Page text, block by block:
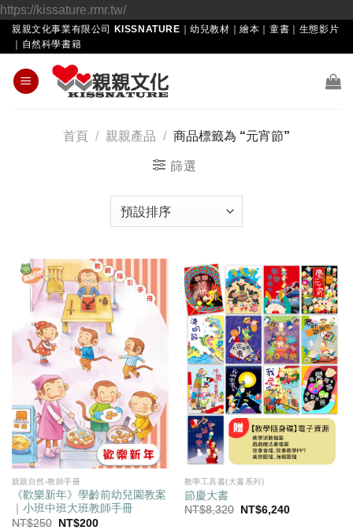
https://kissature.rmr.tw/Skip
to
親親文化事業有限公司 KISSNATURE｜幼兒教材｜繪本｜童書｜生態影片
｜自然科學書籍
首頁 / 親親產品 / 商品標籤為 “元宵節”
篩選
親親自然-教師手冊
《歡樂新年》學齡前幼兒園教案
｜小班中班大班教師手冊
NT$250
原
NT$200目
教學工具書(大書系列)
節慶大書
NT$8,320
原
NT$6,240目